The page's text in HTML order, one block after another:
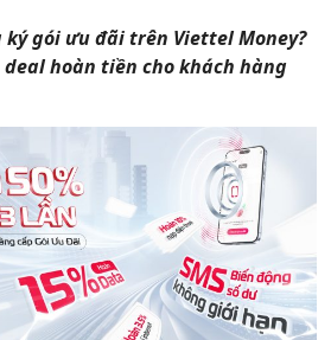
gói ưu đãi trên Viettel Money?
hoàn tiền cho khách hàng